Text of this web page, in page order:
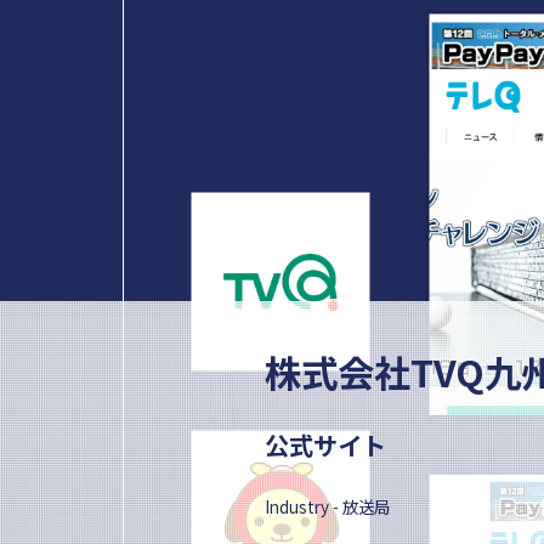
株式会社TVQ九
公式サイト
Industry - 放送局